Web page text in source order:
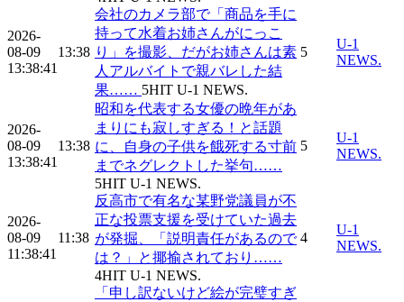
2026-
08-09
13:38:41
13:38
会社のカメラ部で「商品を手に
持って水着お姉さんがにっこ
り」を撮影、だがお姉さんは素
人アルバイトで親バレした結
果…… 5HIT U-1 NEWS.
5
U-1
NEWS.
2026-
08-09
13:38:41
13:38
昭和を代表する女優の晩年があ
まりにも寂しすぎる！と話題
に、自身の子供を餓死する寸前
までネグレクトした挙句……
5HIT U-1 NEWS.
5
U-1
NEWS.
2026-
08-09
11:38:41
11:38
反高市で有名な某野党議員が不
正な投票支援を受けていた過去
が発掘、「説明責任があるので
は？」と揶揄されており……
4HIT U-1 NEWS.
4
U-1
NEWS.
「申し訳ないけど絵が完璧すぎ